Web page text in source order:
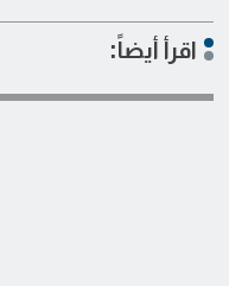
اقرأ أيضاً: